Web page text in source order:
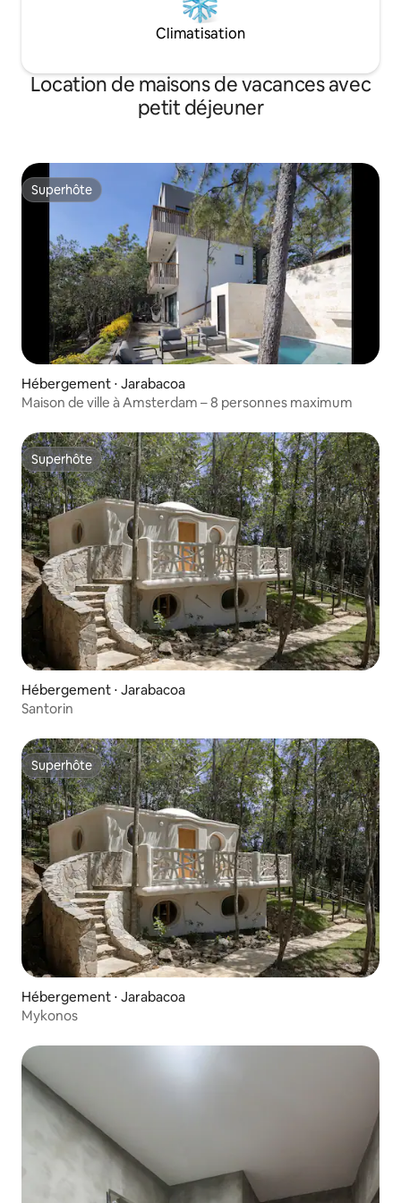
Climatisation
Location de maisons de vacances avec
petit déjeuner
Superhôte
Superhôte
Hébergement ⋅ Jarabacoa
Maison de ville à Amsterdam – 8 personnes maximum
Superhôte
Superhôte
Hébergement ⋅ Jarabacoa
Santorin
Superhôte
Superhôte
Hébergement ⋅ Jarabacoa
Mykonos